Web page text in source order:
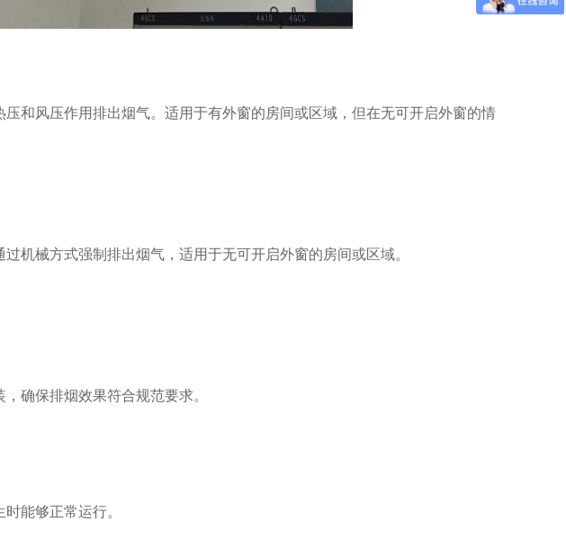
和风压作用排出烟气。适用于有外窗的房间或区域，但在无可开启外窗的情
机械方式强制排出烟气，适用于无可开启外窗的房间或区域。
确保排烟效果符合规范要求。
能够正常运行。